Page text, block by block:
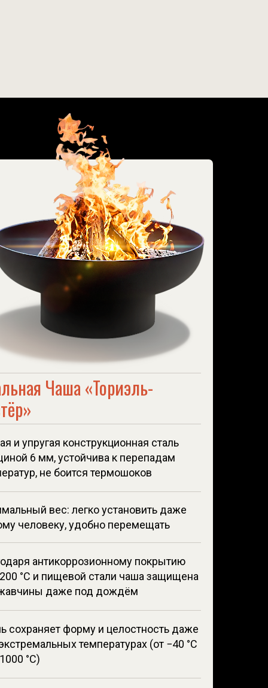
Чаша «Ториэль-
и упругая конструкционная сталь
6 мм, устойчива к перепадам
не боится термошоков
вес: легко установить даже
человеку, удобно перемещать
антикоррозионному покрытию
°C и пищевой стали чаша защищена
даже под дождём
сохраняет форму и целостность даже
температурах (от −40 °C
°C)